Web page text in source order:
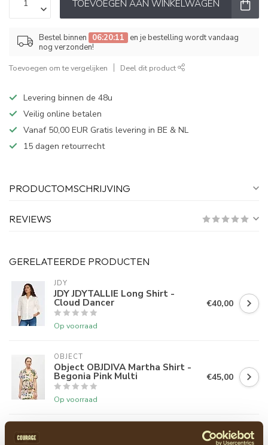
TOEVOEGEN AAN WINKELWAGEN
Bestel binnen 06:20:11
en je bestelling wordt vandaag
nog verzonden!
Toevoegen om te vergelijken Deel dit product
Levering binnen de 48u
Veilig online betalen
Vanaf 50,00 EUR Gratis levering in BE & NL
15 dagen retourrecht
PRODUCTOMSCHRIJVING
REVIEWS
GERELATEERDE PRODUCTEN
JDY
JDY JDYTALLIE Long Shirt -
Cloud Dancer
Op voorraad
€40,00
OBJECT
Object OBJDIVA Martha Shirt -
Begonia Pink Multi
Op voorraad
€45,00